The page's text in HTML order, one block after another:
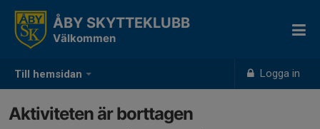
Till hemsidan Logga in
ÅBY SKYTTEKLUBB
Välkommen
Aktiviteten är borttagen